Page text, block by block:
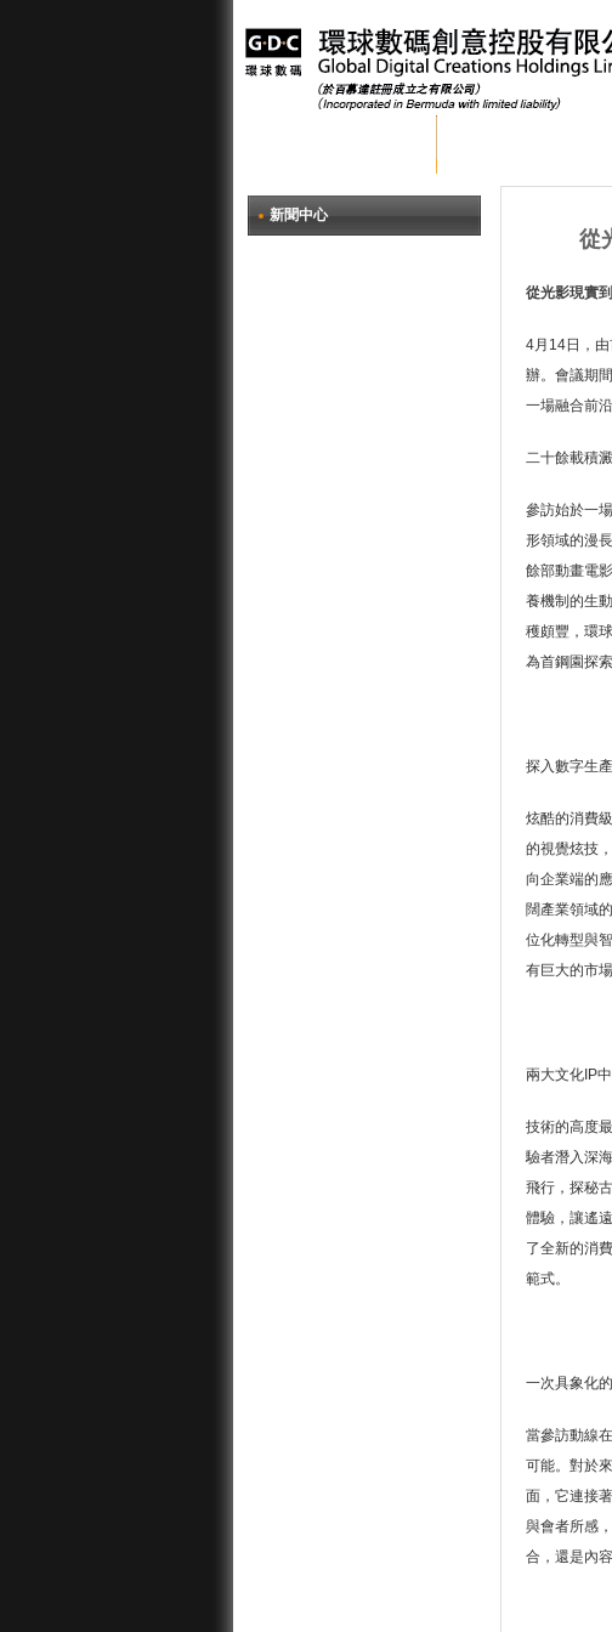
從
從光影現實
4月14日，由
辦。會議期
一場融合前
二十餘載積
參訪始於一
形領域的漫
餘部動畫電
養機制的生
穫頗豐，環
為首鋼園探
探入數字生
炫酷的消費
的視覺炫技
向企業端的
闊產業領域
位化轉型與
有巨大的市
兩大文化IP
技術的高度
驗者潛入深
飛行，探秘
體驗，讓遙
了全新的消
範式。
一次具象化
當參訪動線
可能。對於
面，它連接
與會者所感
合，還是內
新聞中心